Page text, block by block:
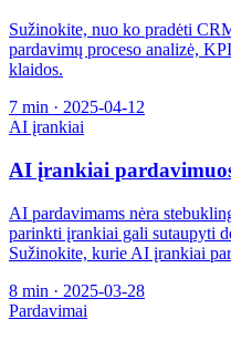
Sužinokite, nuo ko pradėti
pardavimų proceso analizė,
klaidos.
7 min · 2025-04-12
AI įrankiai
AI įrankiai
AI pardavimams nėra
parinkti įrankiai gali sutaupyti
Sužinokite, kurie AI įrankiai
8 min · 2025-03-28
Pardavimai